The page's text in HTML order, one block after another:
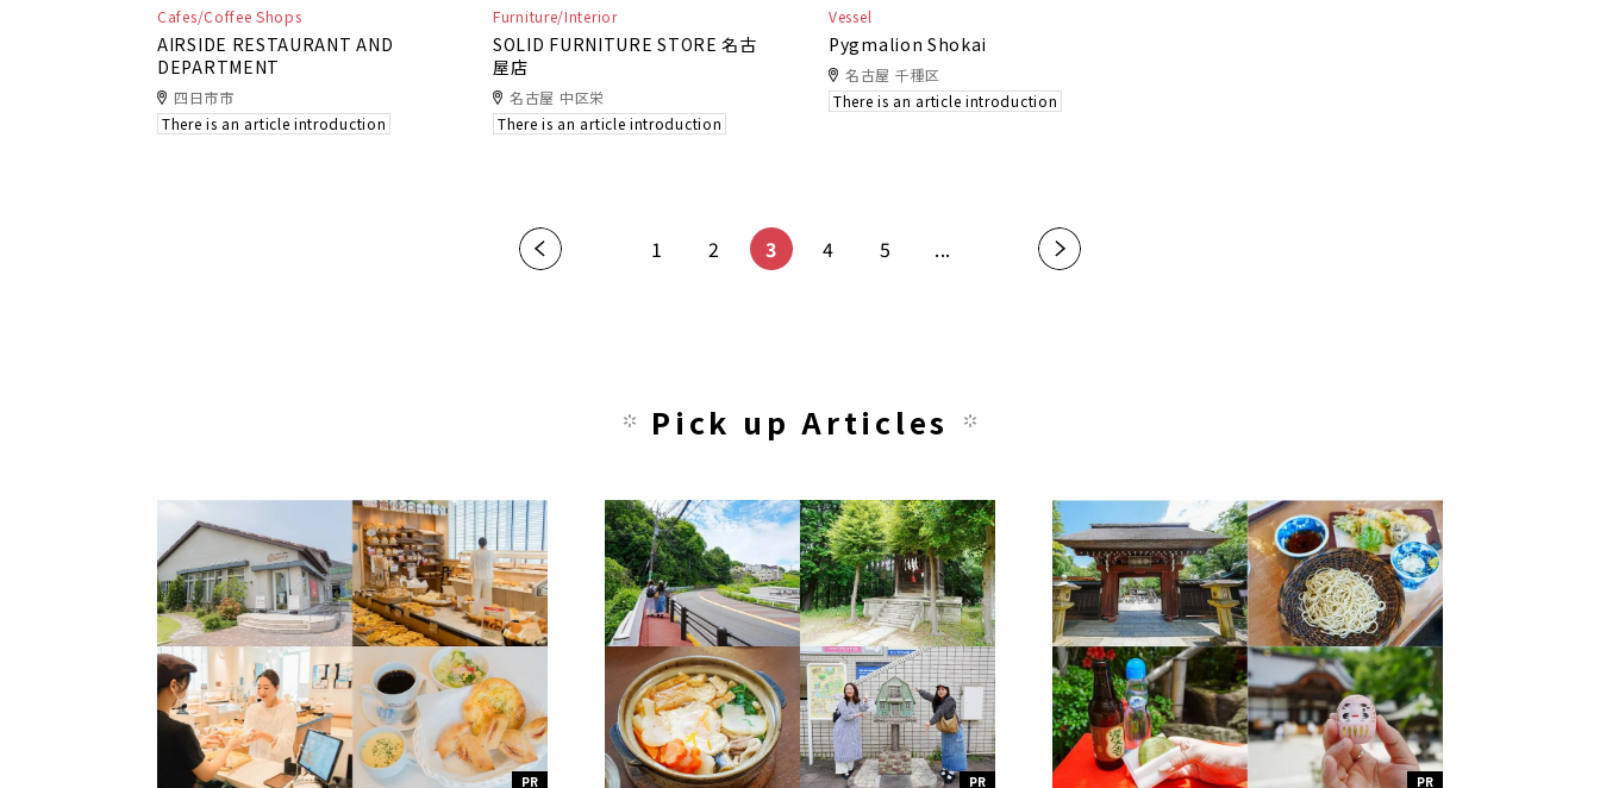
Cafes/Coffee Shops
AIRSIDE RESTAURANT AND
DEPARTMENT
四日市市
There is an article introduction
Furniture/Interior
SOLID FURNITURE STORE 名古
屋店
名古屋 中区栄
There is an article introduction
Vessel
Pygmalion Shokai
名古屋 千種区
There is an article introduction
« 1 2 3 4 5 ... »
Pick up Articles
PR PR PR